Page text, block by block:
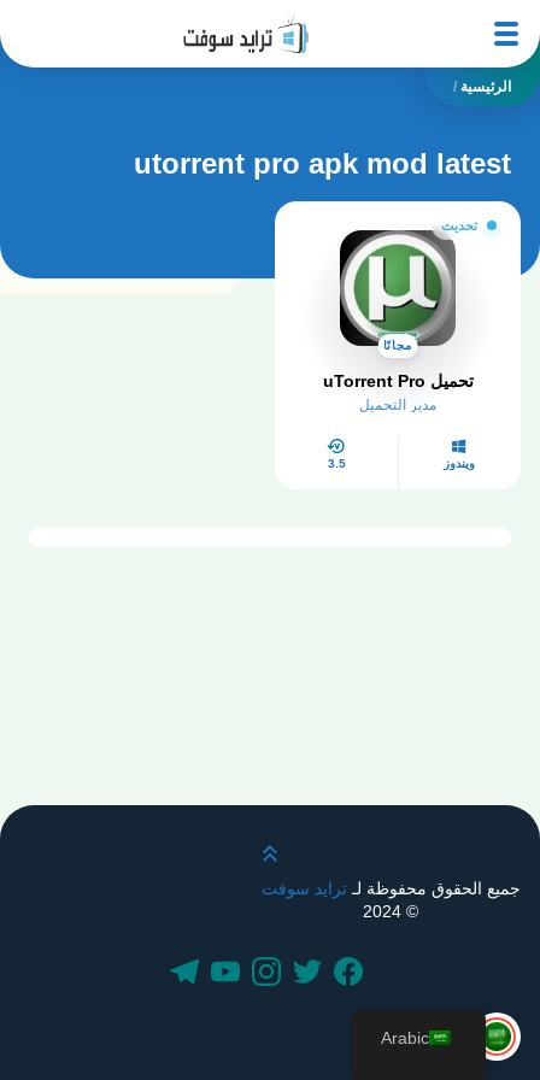
الرئيسية /
utorrent pro apk mod latest
تحديث
مجانًا
تحميل uTorrent Pro
مدير التحميل
ويندوز 3.5
قم بالتمرير لأعلى
جميع الحقوق محفوظة لـترايد سوفت
© 2024
Arabic